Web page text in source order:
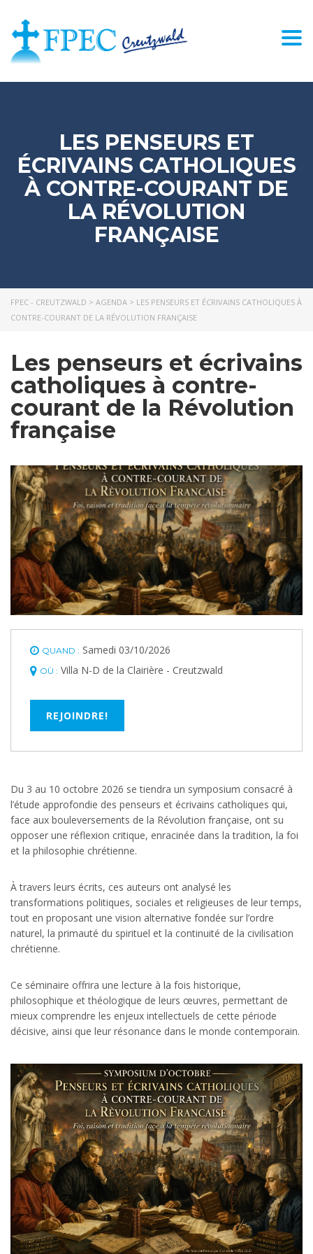
LES PENSEURS ET
ÉCRIVAINS CATHOLIQUES
À CONTRE-COURANT DE
LA RÉVOLUTION
FRANÇAISE
FPEC - CREUTZWALD > AGENDA > LES PENSEURS ET ÉCRIVAINS CATHOLIQUES À
CONTRE-COURANT DE LA RÉVOLUTION FRANÇAISE
Les penseurs et écrivains
catholiques à contre-
courant de la Révolution
française
QUAND : Samedi 03/10/2026
OÙ : Villa N-D de la Clairière - Creutzwald
REJOINDRE!
Du 3 au 10 octobre 2026 se tiendra un symposium consacré à
l’étude approfondie des penseurs et écrivains catholiques qui,
face aux bouleversements de la Révolution française, ont su
opposer une réflexion critique, enracinée dans la tradition, la foi
et la philosophie chrétienne.
À travers leurs écrits, ces auteurs ont analysé les
transformations politiques, sociales et religieuses de leur temps,
tout en proposant une vision alternative fondée sur l’ordre
naturel, la primauté du spirituel et la continuité de la civilisation
chrétienne.
Ce séminaire offrira une lecture à la fois historique,
philosophique et théologique de leurs œuvres, permettant de
mieux comprendre les enjeux intellectuels de cette période
décisive, ainsi que leur résonance dans le monde contemporain.